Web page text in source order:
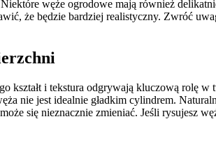
węże ogrodowe mają również
że będzie bardziej realistyczny. Zwróć
kształt i tekstura odgrywają kluczową rolę
nie jest idealnie gładkim cylindrem.
się nieznacznie zmieniać. Jeśli rysujesz